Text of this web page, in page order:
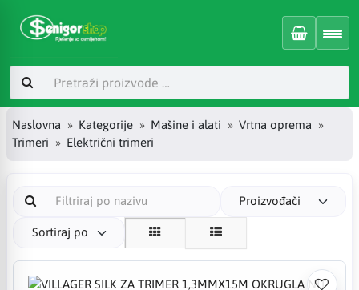
Naslovna Kategorije Mašine i alati
Vrtna oprema
Trimeri
Električni trimeri
Proizvođači
Sortiraj po